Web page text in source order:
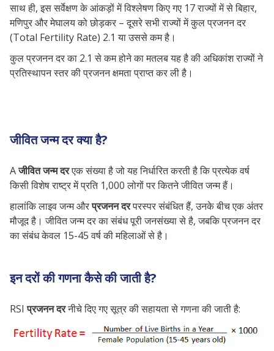
साथ ही, इस सर्वेक्षण के आंकड़ों में विश्लेषण किए गए 17 राज्यों में से बिहार,
मणिपुर और मेघालय को छोड़कर – दूसरे सभी राज्यों में कुल प्रजनन दर
(Total Fertility Rate) 2.1 या उससे कम है।
कुल प्रजनन दर का 2.1 से कम होने का मतलब यह है की अधिकांश राज्यों ने
प्रतिस्थापन स्तर की प्रजनन क्षमता प्राप्त कर ली है।
जीवित जन्म दर क्या है?
Aजीवित जन्म दरएक संख्या है जो यह निर्धारित करती है कि प्रत्येक वर्ष
किसी विशेष राष्ट्र में प्रति 1,000 लोगों पर कितने जीवित जन्म हैं।
हालांकि लाइव जन्म औरप्रजनन दरपरस्पर संबंधित हैं, उनके बीच एक अंतर
मौजूद है। जीवित जन्म दर का संबंध पूरी जनसंख्या से है, जबकि प्रजनन दर
का संबंध केवल 15-45 वर्ष की महिलाओं से है।
इन दरों की गणना कैसे की जाती है?
RSIप्रजनन दरनीचे दिए गए सूत्र की सहायता से गणना की जाती है: